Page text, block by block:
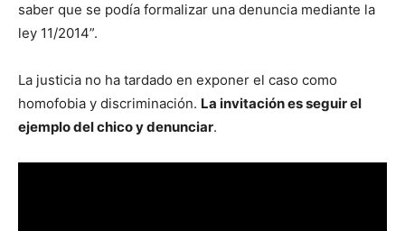
saber que se podía formalizar una denuncia mediante la
ley 11/2014”.
La justicia no ha tardado en exponer el caso como
homofobia y discriminación. La invitación es seguir el
ejemplo del chico y denunciar.